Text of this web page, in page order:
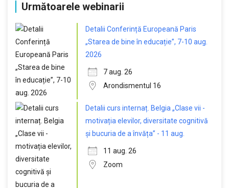
Următoarele webinarii
Detalii Conferință Europeană Paris
„Starea de bine în educație”, 7-10 aug.
2026
7 aug. 26
Arondismentul 16
Detalii curs internaț. Belgia „Clase vii -
motivația elevilor, diversitate cognitivă
și bucuria de a învăța” - 11 aug.
11 aug. 26
Zoom